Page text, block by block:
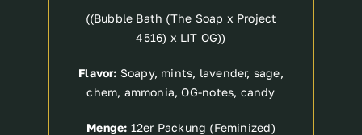
((Bubble Bath (The Soap x Project
4516) x LIT OG))
Flavor: Soapy, mints, lavender, sage,
chem, ammonia, OG-notes, candy
Menge: 12er Packung (Feminized)